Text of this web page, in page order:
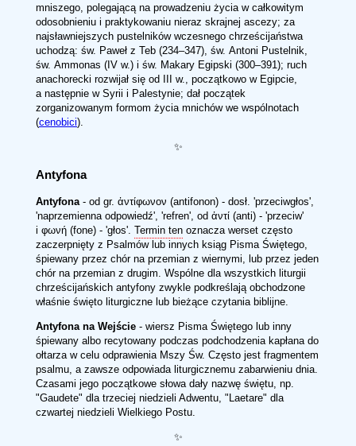
mniszego, polegającą na prowadzeniu życia w całkowitym
odosobnieniu i praktykowaniu nieraz skrajnej ascezy; za
najsławniejszych pustelników wczesnego chrześcijaństwa
uchodzą: św. Paweł z Teb (234–347), św. Antoni Pustelnik,
św. Ammonas (IV w.) i św. Makary Egipski (300–391); ruch
anachorecki rozwijał się od III w., początkowo w Egipcie,
a następnie w Syrii i Palestynie; dał początek
zorganizowanym formom życia mnichów we wspólnotach
(cenobici).
✨
Antyfona
Antyfona- od gr. ἀντίφωνον (antifonon) - dosł. 'przeciwgłos',
'naprzemienna odpowiedź', 'refren', od ἀντί (anti) - 'przeciw'
i φωνή (fone) - 'głos'. Termin ten oznacza werset często
zaczerpnięty z Psalmów lub innych ksiąg Pisma Świętego,
śpiewany przez chór na przemian z wiernymi, lub przez jeden
chór na przemian z drugim. Wspólne dla wszystkich liturgii
chrześcijańskich antyfony zwykle podkreślają obchodzone
właśnie święto liturgiczne lub bieżące czytania biblijne.
Antyfona na Wejście - wiersz Pisma Świętego lub inny
śpiewany albo recytowany podczas podchodzenia kapłana do
ołtarza w celu odprawienia Mszy Św. Często jest fragmentem
psalmu, a zawsze odpowiada liturgicznemu zabarwieniu dnia.
Czasami jego początkowe słowa dały nazwę świętu, np.
"Gaudete" dla trzeciej niedzieli Adwentu, "Laetare" dla
czwartej niedzieli Wielkiego Postu.
✨